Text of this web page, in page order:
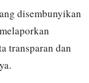
disembunyikan
transparan dan